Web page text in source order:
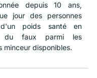
depuis 10 ans,
jour des personnes
poids santé en
du faux parmi les
minceur disponibles.